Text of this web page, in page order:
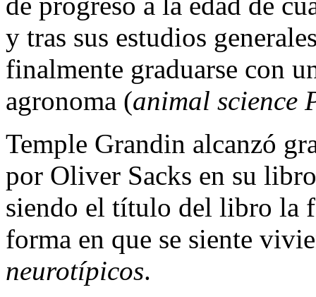
y tras sus estudios
finalmente graduarse con
agronoma (animal science
Temple Grandin alcanzó
por Oliver Sacks en su
siendo el título del libro la
forma en que se siente
neurotípicos.